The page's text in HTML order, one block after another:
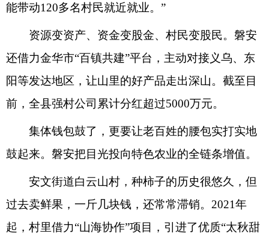
能带动120多名村民就近就业。”
资源变资产、资金变股金、村民变股民。磐安
还借力金华市“百镇共建”平台，主动对接义乌、东
阳等发达地区，让山里的好产品走出深山。截至目
前，全县强村公司累计分红超过5000万元。
集体钱包鼓了，更要让老百姓的腰包实打实地
鼓起来。磐安把目光投向特色农业的全链条增值。
安文街道白云山村，种柿子的历史很悠久，但
过去卖鲜果，一斤几块钱，还常常滞销。2021年
起，村里借力“山海协作”项目，引进了优质“太秋甜